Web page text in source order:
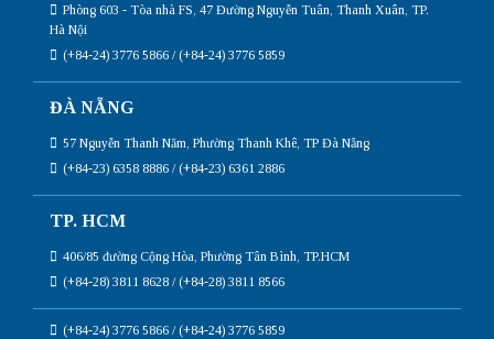
Phòng 603 - Tòa nhà FS, 47 Đường Nguyễn Tuân, Thanh Xuân, TP.
Hà Nội
(+84-24) 3776 5866 / (+84-24) 3776 5859
ĐÀ NẴNG
57 Nguyễn Thanh Năm, Phường Thanh Khê, TP Đà Nẵng
(+84-23) 6358 8886 / (+84-23) 6361 2886
TP. HCM
406/85 đường Cộng Hòa, Phường Tân Bình, TP.HCM
(+84-28) 3811 8628 / (+84-28) 3811 8566
(+84-24) 3776 5866 / (+84-24) 3776 5859